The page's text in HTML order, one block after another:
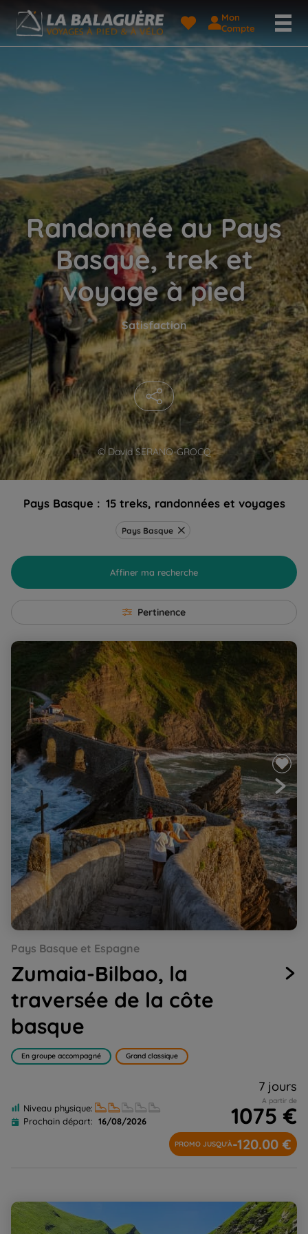
Mon
Compte
© David SERANO-GROCQ
Randonnée au Pays
Basque, trek et
voyage à pied
Satisfaction
Pays Basque : 15 treks, randonnées et voyages
Pays Basque
Affiner ma recherche
Pertinence
Zumaia-Bilbao, la traversée de la côte basque
to
1
to
2
to
3
to
4
to
5
to
6
to
7
to
8
to
9
Pays Basque et Espagne
Zumaia-Bilbao, la
traversée de la côte
basque
En groupe accompagné Grand classique
Niveau physique:
Prochain départ: 16/08/2026
7 jours
A partir de
1075 €
PROMO JUSQU'À-120.00 €
Pays-Basque authentique, aux sources de la Nive